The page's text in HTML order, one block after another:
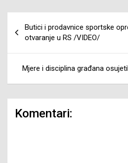
članaka
Butici i prodavnice sportske
otvaranje u RS /VIDEO/
Mjere i disciplina građana
Komentari: